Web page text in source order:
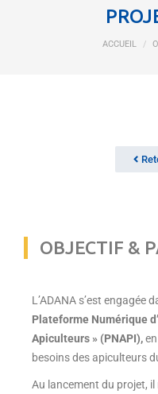
Vous
ACCUEIL
OBJECTIF &
L’ADANA s’est engagée
Plateforme Numérique
Apiculteurs » (PNAPI),
besoins des apiculteurs
Au lancement du projet, il